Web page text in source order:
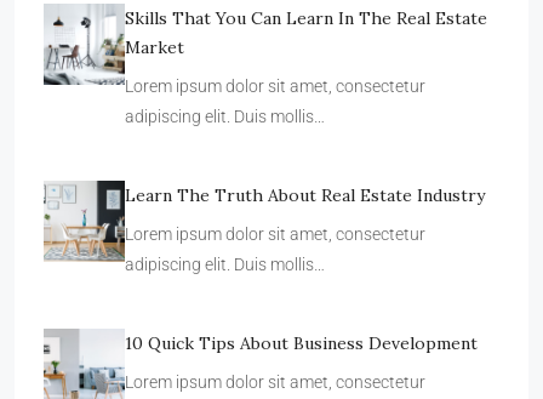
Skills That You Can Learn In The Real Estate
Market
Lorem ipsum dolor sit amet, consectetur
adipiscing elit. Duis mollis…
Learn The Truth About Real Estate Industry
Lorem ipsum dolor sit amet, consectetur
adipiscing elit. Duis mollis…
10 Quick Tips About Business Development
Lorem ipsum dolor sit amet, consectetur